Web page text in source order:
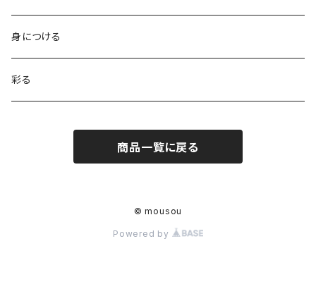
身につける
彩る
商品一覧に戻る
© mousou
Powered by